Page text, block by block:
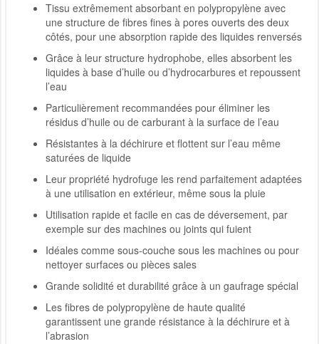
Tissu extrêmement absorbant en polypropylène avec
une structure de fibres fines à pores ouverts des deux
côtés, pour une absorption rapide des liquides renversés
Grâce à leur structure hydrophobe, elles absorbent les
liquides à base d’huile ou d’hydrocarbures et repoussent
l’eau
Particulièrement recommandées pour éliminer les
résidus d’huile ou de carburant à la surface de l’eau
Résistantes à la déchirure et flottent sur l’eau même
saturées de liquide
Leur propriété hydrofuge les rend parfaitement adaptées
à une utilisation en extérieur, même sous la pluie
Utilisation rapide et facile en cas de déversement, par
exemple sur des machines ou joints qui fuient
Idéales comme sous-couche sous les machines ou pour
nettoyer surfaces ou pièces sales
Grande solidité et durabilité grâce à un gaufrage spécial
Les fibres de polypropylène de haute qualité
garantissent une grande résistance à la déchirure et à
l’abrasion